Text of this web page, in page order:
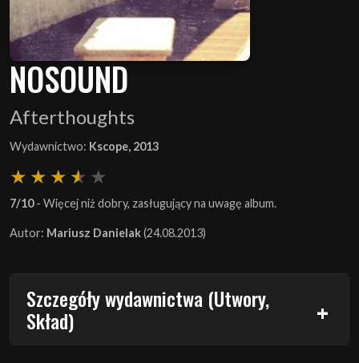
NOSOUND
Afterthoughts
Wydawnictwo: Kscope, 2013
7/10- Więcej niż dobry, zasługujący na uwagę album.
Autor: Mariusz Danielak(24.08.2013)
Szczegóły wydawnictwa (Utwory,
Skład)